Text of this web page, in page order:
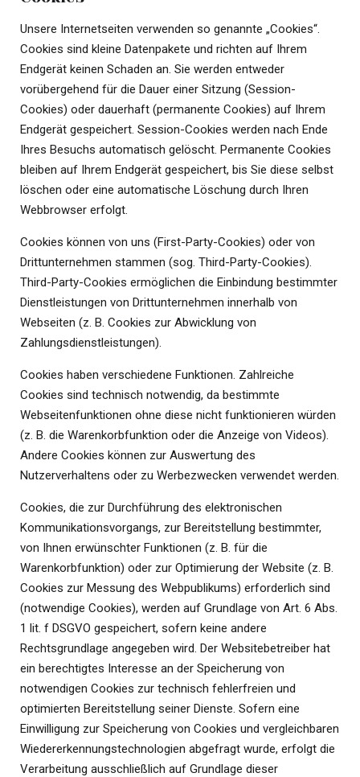
Unsere Internetseiten verwenden so genannte „Cookies“.
Cookies sind kleine Datenpakete und richten auf Ihrem
Endgerät keinen Schaden an. Sie werden entweder
vorübergehend für die Dauer einer Sitzung (Session-
Cookies) oder dauerhaft (permanente Cookies) auf Ihrem
Endgerät gespeichert. Session-Cookies werden nach Ende
Ihres Besuchs automatisch gelöscht. Permanente Cookies
bleiben auf Ihrem Endgerät gespeichert, bis Sie diese selbst
löschen oder eine automatische Löschung durch Ihren
Webbrowser erfolgt.
Cookies können von uns (First-Party-Cookies) oder von
Drittunternehmen stammen (sog. Third-Party-Cookies).
Third-Party-Cookies ermöglichen die Einbindung bestimmter
Dienstleistungen von Drittunternehmen innerhalb von
Webseiten (z. B. Cookies zur Abwicklung von
Zahlungsdienstleistungen).
Cookies haben verschiedene Funktionen. Zahlreiche
Cookies sind technisch notwendig, da bestimmte
Webseitenfunktionen ohne diese nicht funktionieren würden
(z. B. die Warenkorbfunktion oder die Anzeige von Videos).
Andere Cookies können zur Auswertung des
Nutzerverhaltens oder zu Werbezwecken verwendet werden.
Cookies, die zur Durchführung des elektronischen
Kommunikationsvorgangs, zur Bereitstellung bestimmter,
von Ihnen erwünschter Funktionen (z. B. für die
Warenkorbfunktion) oder zur Optimierung der Website (z. B.
Cookies zur Messung des Webpublikums) erforderlich sind
(notwendige Cookies), werden auf Grundlage von Art. 6 Abs.
1 lit. f DSGVO gespeichert, sofern keine andere
Rechtsgrundlage angegeben wird. Der Websitebetreiber hat
ein berechtigtes Interesse an der Speicherung von
notwendigen Cookies zur technisch fehlerfreien und
optimierten Bereitstellung seiner Dienste. Sofern eine
Einwilligung zur Speicherung von Cookies und vergleichbaren
Wiedererkennungstechnologien abgefragt wurde, erfolgt die
Verarbeitung ausschließlich auf Grundlage dieser